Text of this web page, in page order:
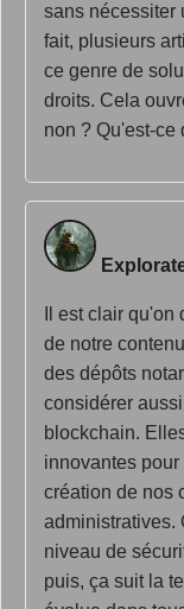
sans nécessiter
fait, plusieurs
ce genre de
droits. Cela
non ? Qu'est-ce
Il est clair
de notre
des dépôts
considérer
blockchain.
innovantes
création de nos
administratives.
niveau de
puis, ça suit la